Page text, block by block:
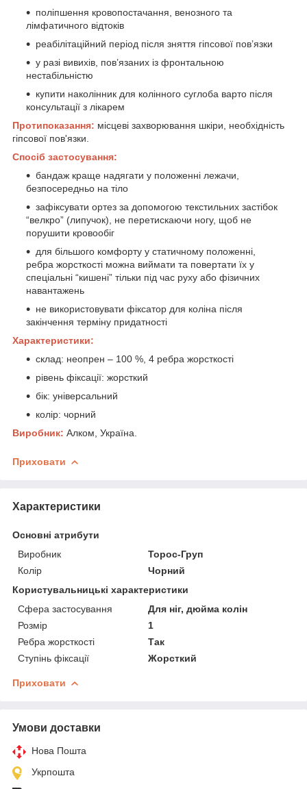
поліпшення кровопостачання, венозного та
лімфатичного відтоків
реабілітаційний період після зняття гіпсової пов’язки
у разі вивихів, пов’язаних із фронтальною
нестабільністю
купити наколінник для колінного суглоба варто після
консультації з лікарем
Протипоказання: місцеві захворювання шкіри, необхідність
гіпсової пов'язки.
Спосіб застосування:
бандаж краще надягати у положенні лежачи,
безпосередньо на тіло
зафіксувати ортез за допомогою текстильних застібок
“велкро” (липучок), не перетискаючи ногу, щоб не
порушити кровообіг
для більшого комфорту у статичному положенні,
ребра жорсткості можна виймати та повертати їх у
спеціальні “кишені” тільки під час руху або фізичних
навантажень
не використовувати фіксатор для коліна після
закінчення терміну придатності
Характеристики:
склад: неопрен – 100 %, 4 ребра жорсткості
рівень фіксації: жорсткий
бік: універсальний
колір: чорний
Виробник: Алком, Україна.
Приховати
Характеристики
Основні атрибути
Виробник
Торос-Груп
Колір
Чорний
Користувальницькі характеристики
Сфера застосування
Для ніг, дюйма колін
Розмір
1
Ребра жорсткості
Так
Ступінь фіксації
Жорсткий
Приховати
Умови доставки
Нова Пошта
Укрпошта